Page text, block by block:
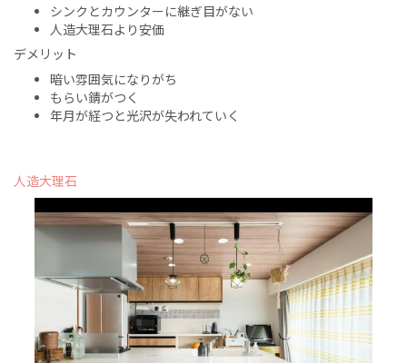
シンクとカウンターに継ぎ目がない
人造大理石より安価
デメリット
暗い雰囲気になりがち
もらい錆がつく
年月が経つと光沢が失われていく
人造大理石